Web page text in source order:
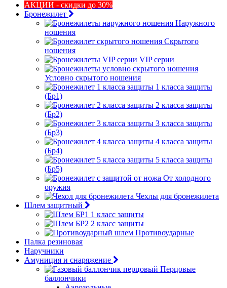
АКЦИИ - скидки до 30%
Бронежилет
Наружного
ношения
Скрытого
ношения
VIP серии
Условно скрытого ношения
1 класса защиты
(Бр1)
2 класса защиты
(Бр2)
3 класса защиты
(Бр3)
4 класса защиты
(Бр4)
5 класса защиты
(Бр5)
От холодного
оружия
Чехлы для бронежилета
Шлем защитный
1 класс защиты
2 класс защиты
Противоударные
Палка резиновая
Наручники
Амуниция и снаряжение
Перцовые
баллончики